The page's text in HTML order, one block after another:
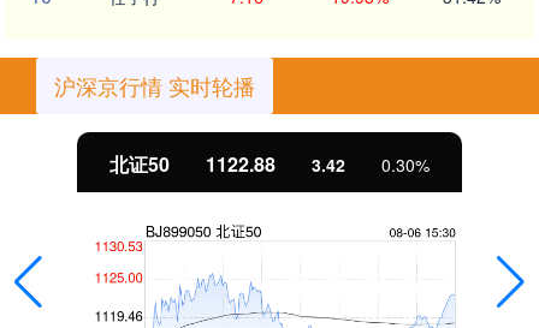
沪深京行情 实时轮播
北证50 1122.88 3.42 0.30%